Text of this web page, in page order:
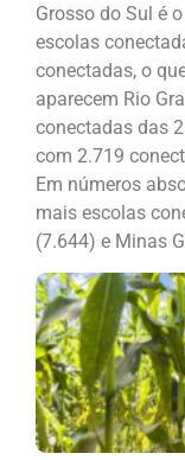
Grosso do Sul é
escolas
conectadas, o
aparecem Rio
conectadas das
com 2.719
Em números
mais escolas
(7.644) e Minas